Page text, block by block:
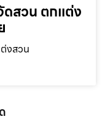
ดสวน ตกแต่ง
งสวน